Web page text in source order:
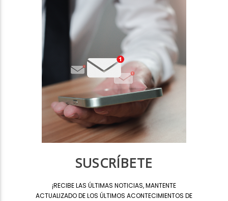
SUSCRÍBETE
¡RECIBE LAS ÚLTIMAS NOTICIAS, MANTENTE
ACTUALIZADO DE LOS ÚLTIMOS ACONTECIMIENTOS DE